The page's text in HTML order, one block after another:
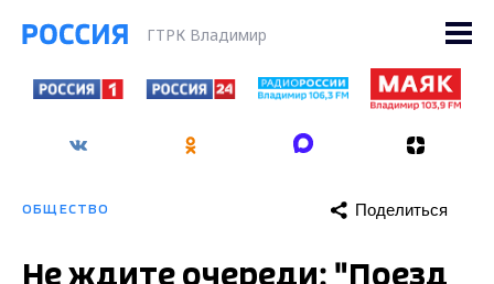
ГТРК Владимир
ОБЩЕСТВО Поделиться
Не ждите очереди: "Поезд